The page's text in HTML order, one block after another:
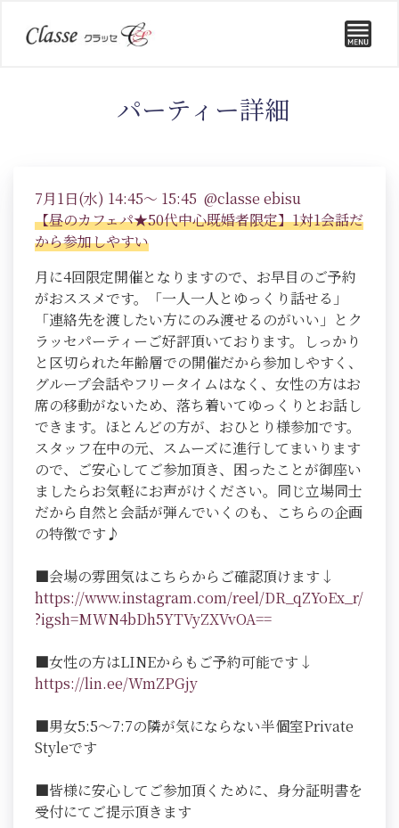
パーティー詳細
7月1日(水) 14:45～ 15:45 @classe ebisu
【昼のカフェパ★50代中心既婚者限定】1対1会話だ
から参加しやすい
月に4回限定開催となりますので、お早目のご予約
がおススメです。「一人一人とゆっくり話せる」
「連絡先を渡したい方にのみ渡せるのがいい」とク
ラッセパーティーご好評頂いております。しっかり
と区切られた年齢層での開催だから参加しやすく、
グループ会話やフリータイムはなく、女性の方はお
席の移動がないため、落ち着いてゆっくりとお話し
できます。ほとんどの方が、おひとり様参加です。
スタッフ在中の元、スムーズに進行してまいります
ので、ご安心してご参加頂き、困ったことが御座い
ましたらお気軽にお声がけください。同じ立場同士
だから自然と会話が弾んでいくのも、こちらの企画
の特徴です♪
■会場の雰囲気はこちらからご確認頂けます↓
https://www.instagram.com/reel/DR_qZYoEx_r/
?igsh=MWN4bDh5YTVyZXVvOA==
■女性の方はLINEからもご予約可能です↓
https://lin.ee/WmZPGjy
■男女5:5～7:7の隣が気にならない半個室Private
Styleです
■皆様に安心してご参加頂くために、身分証明書を
受付にてご提示頂きます